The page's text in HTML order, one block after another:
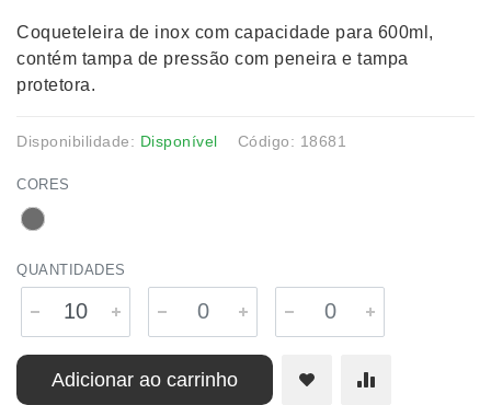
Coqueteleira de inox com capacidade para 600ml,
contém tampa de pressão com peneira e tampa
protetora.
Disponibilidade: Disponível Código: 18681
CORES
QUANTIDADES
Adicionar ao carrinho